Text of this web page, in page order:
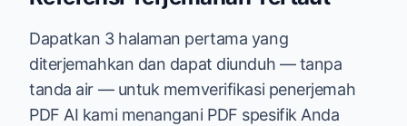
Dapatkan 3 halaman pertama yang
diterjemahkan dan dapat diunduh — tanpa
tanda air — untuk memverifikasi penerjemah
PDF AI kami menangani PDF spesifik Anda